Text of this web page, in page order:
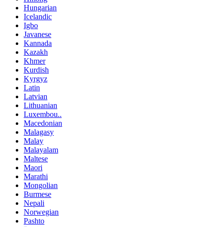
Hungarian
Icelandic
Igbo
Javanese
Kannada
Kazakh
Khmer
Kurdish
Kyrgyz
Latin
Latvian
Lithuanian
Luxembou..
Macedonian
Malagasy
Malay
Malayalam
Maltese
Maori
Marathi
Mongolian
Burmese
Nepali
Norwegian
Pashto